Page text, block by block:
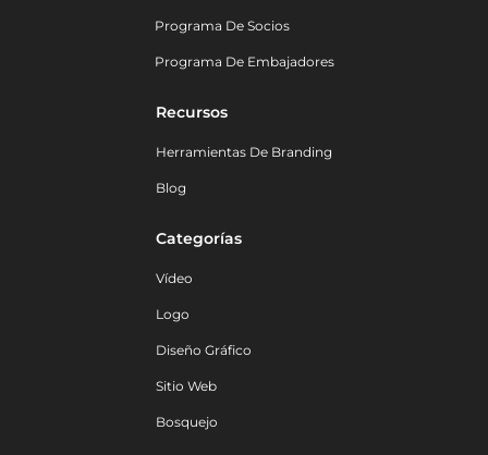
Programa De Socios
Programa De Embajadores
Recursos
Herramientas De Branding
Blog
Categorías
Vídeo
Logo
Diseño Gráfico
Sitio Web
Bosquejo